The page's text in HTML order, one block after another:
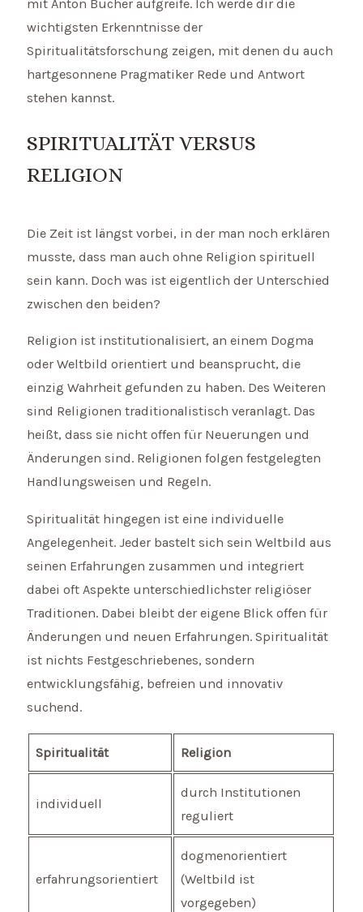
mit Anton Bucher aufgreife. Ich werde dir die
wichtigsten Erkenntnisse der
Spiritualitätsforschung zeigen, mit denen du auch
hartgesonnene Pragmatiker Rede und Antwort
stehen kannst.
SPIRITUALITÄT VERSUS
RELIGION
Die Zeit ist längst vorbei, in der man noch erklären
musste, dass man auch ohne Religion spirituell
sein kann. Doch was ist eigentlich der Unterschied
zwischen den beiden?
Religion ist institutionalisiert, an einem Dogma
oder Weltbild orientiert und beansprucht, die
einzig Wahrheit gefunden zu haben. Des Weiteren
sind Religionen traditionalistisch veranlagt. Das
heißt, dass sie nicht offen für Neuerungen und
Änderungen sind. Religionen folgen festgelegten
Handlungsweisen und Regeln.
Spiritualität hingegen ist eine individuelle
Angelegenheit. Jeder bastelt sich sein Weltbild aus
seinen Erfahrungen zusammen und integriert
dabei oft Aspekte unterschiedlichster religiöser
Traditionen. Dabei bleibt der eigene Blick offen für
Änderungen und neuen Erfahrungen. Spiritualität
ist nichts Festgeschriebenes, sondern
entwicklungsfähig, befreien und innovativ
suchend.
Spiritualität Religion
individuell
durch Institutionen
reguliert
erfahrungsorientiert
dogmenorientiert
(Weltbild ist
vorgegeben)